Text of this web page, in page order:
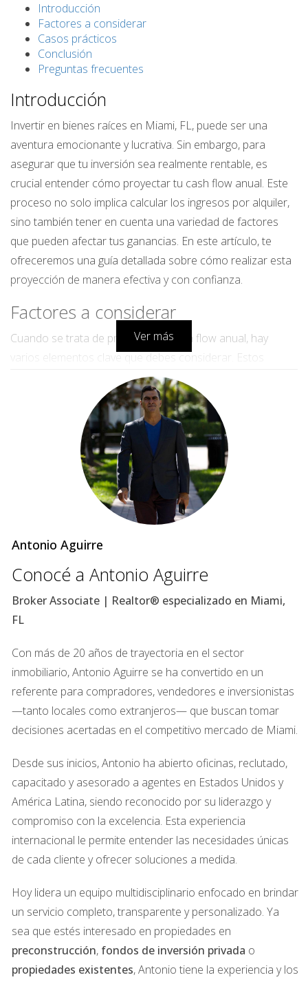
Introducción
Factores a considerar
Casos prácticos
Conclusión
Preguntas frecuentes
Introducción
Invertir en bienes raíces en Miami, FL, puede ser una
aventura emocionante y lucrativa. Sin embargo, para
asegurar que tu inversión sea realmente rentable, es
crucial entender cómo proyectar tu cash flow anual. Este
proceso no solo implica calcular los ingresos por alquiler,
sino también tener en cuenta una variedad de factores
que pueden afectar tus ganancias. En este artículo, te
ofreceremos una guía detallada sobre cómo realizar esta
proyección de manera efectiva y con confianza.
Factores a considerar
Cuando se trata de proyectar tu cash flow anual, hay
varios elementos clave que debes considerar. Estos
factores no solo influirán en tus ingresos netos, sino que
también te ayudarán a crear un plan financiero sólido.
1. Ingresos por alquiler
El primer paso para calcular tu cash flow es determinar
cuánto puedes cobrar por el alquiler de tu propiedad.
Investiga el mercado local y analiza propiedades similares
en la zona. Recuerda que la ubicación es fundamental;
Miami tiene barrios con diferentes niveles de demanda y
precios.
2. Impuestos y gastos operativos
Es vital tener en cuenta los impuestos sobre la propiedad y
otros gastos operativos. Esto incluye:
Impuestos locales y estatales.
Costos de mantenimiento.
Honorarios de administración si decides contratar a
alguien para gestionar la propiedad.
Cualquier gasto no contemplado puede reducir
significativamente tus ganancias.
3. Tasa de ocupación
La tasa de ocupación es otro factor crítico que afecta tu
cash flow. En Miami, la demanda puede variar según la
temporada. Asegúrate de investigar las tendencias del
mercado y planificar períodos potenciales de vacantes.
Casos prácticos
Para ilustrar mejor cómo proyectar tu cash flow anual,
veamos tres casos prácticos que reflejan diferentes
escenarios en Miami.
Ver más
Antonio Aguirre
Conocé a Antonio Aguirre
Broker Associate | Realtor® especializado en Miami,
FL
Con más de 20 años de trayectoria en el sector
inmobiliario, Antonio Aguirre se ha convertido en un
referente para compradores, vendedores e inversionistas
—tanto locales como extranjeros— que buscan tomar
decisiones acertadas en el competitivo mercado de Miami.
Desde sus inicios, Antonio ha abierto oficinas, reclutado,
capacitado y asesorado a agentes en Estados Unidos y
América Latina, siendo reconocido por su liderazgo y
compromiso con la excelencia. Esta experiencia
internacional le permite entender las necesidades únicas
de cada cliente y ofrecer soluciones a medida.
Hoy lidera un equipo multidisciplinario enfocado en brindar
un servicio completo, transparente y personalizado. Ya
sea que estés interesado en propiedades en
preconstrucción, fondos de inversión privada o
propiedades existentes, Antonio tiene la experiencia y los